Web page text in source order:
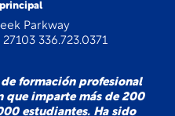
Parkway
336.723.0371
de formación profesional
que imparte más de 200
estudiantes. Ha sido